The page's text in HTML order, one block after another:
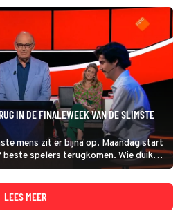
presentatieduo Philip Freriks en
IN DE FINALEWEEK VAN DE SLIMSTE
mens zit er bijna op. Maandag start
beste spelers terugkomen. Wie duikt
ze strijden?
LEES MEER